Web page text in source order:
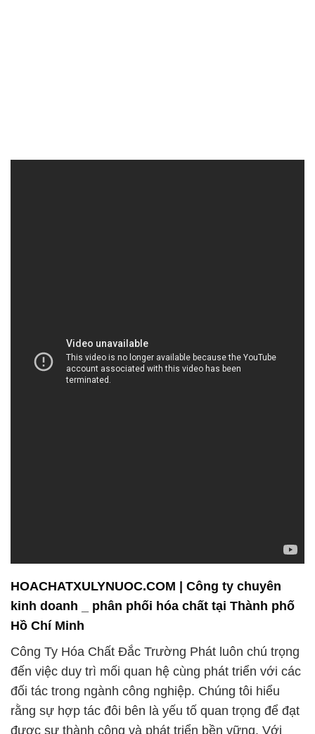
Công Ty Hóa Chất Đắc Trường Phát luôn chú trọng
đến việc duy trì mối quan hệ cùng phát triển với các
đối tác trong ngành công nghiệp. Chúng tôi hiểu
rằng sự hợp tác đôi bên là yếu tố quan trọng để đạt
được sự thành công và phát triển bền vững. Với
tầm nhìn dài hạn, chúng tôi đã thiết lập mối quan hệ
đối tác đáng tin cậy với nhiều công ty hàng đầu
trong các lĩnh vực khác nhau, từ ngành dệt may đến
ngành công nghiệp thực phẩm và nhiều lĩnh vực